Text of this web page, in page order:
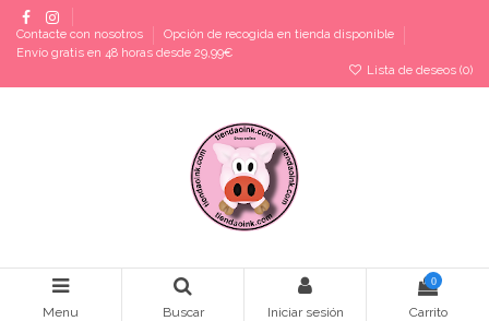
Contacte con nosotros
Opción de recogida en tienda disponible
Envío gratis en 48 horas desde 29,99€
Lista de deseos (0)
Menu Buscar Iniciar sesión
0
Carrito